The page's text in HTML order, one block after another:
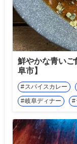
鮮やかな青い
阜市】
スパイスカレー
岐阜ディナー